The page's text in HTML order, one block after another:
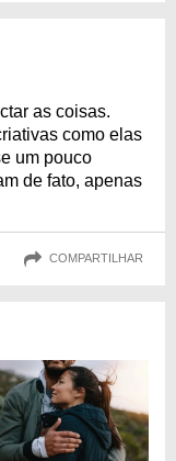
as coisas.
como elas
um pouco
de fato, apenas
COMPARTILHAR